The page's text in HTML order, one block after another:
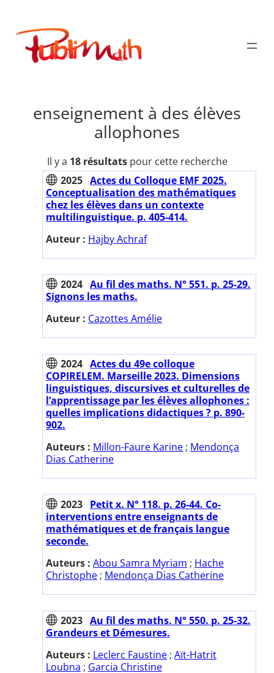
contenu
Publimath
enseignement à des élèves
allophones
Il y a 18 résultatspour cette recherche
2025 Actes du Colloque EMF 2025.
Conceptualisation des mathématiques
chez les élèves dans un contexte
multilinguistique. p. 405-414.
Auteur : Hajby Achraf
2024 Au fil des maths. N° 551. p. 25-29.
Signons les maths.
Auteur : Cazottes Amélie
2024 Actes du 49e colloque
COPIRELEM. Marseille 2023. Dimensions
linguistiques, discursives et culturelles de
l’apprentissage par les élèves allophones :
quelles implications didactiques ? p. 890-
902.
Auteurs : Millon-Faure Karine ; Mendonça
Dias Catherine
2023 Petit x. N° 118. p. 26-44. Co-
interventions entre enseignants de
mathématiques et de français langue
seconde.
Auteurs : Abou Samra Myriam ; Hache
Christophe ; Mendonça Dias Catherine
2023 Au fil des maths. N° 550. p. 25-32.
Grandeurs et Démesures.
Auteurs : Leclerc Faustine ; Aït-Hatrit
Loubna ; Garcia Christine